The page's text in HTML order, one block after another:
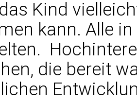
Kind
kann. Alle
die bereit